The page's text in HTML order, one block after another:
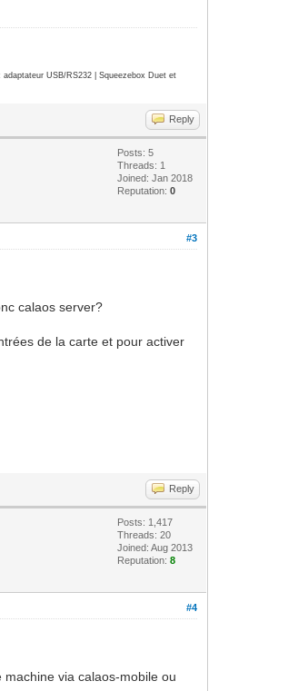
USB/RS232 | Squeezebox Duet et
Reply
Posts: 5
Threads: 1
Joined: Jan 2018
Reputation:0
#3
calaos server?
de la carte et pour activer
Reply
Posts: 1,417
Threads: 20
Joined: Aug 2013
Reputation:8
#4
via calaos-mobile ou